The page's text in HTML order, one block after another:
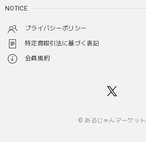
NOTICE
プライバシーポリシー
特定商取引法に基づく表記
会員規約
© あるじゃんマーケット